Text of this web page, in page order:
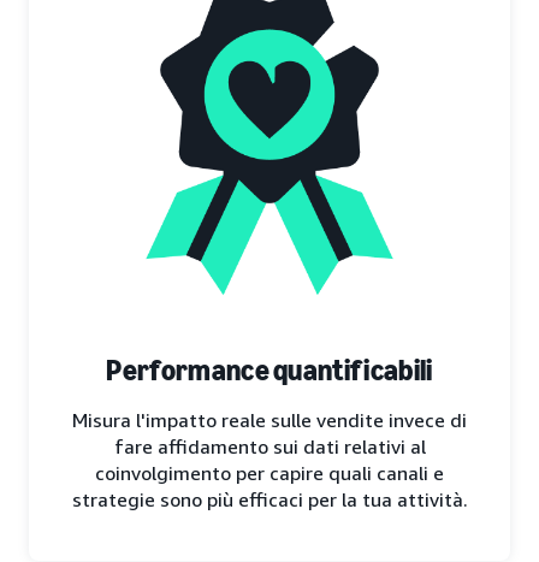
Performance quantificabili
Misura l'impatto reale sulle vendite invece di
fare affidamento sui dati relativi al
coinvolgimento per capire quali canali e
strategie sono più efficaci per la tua attività.